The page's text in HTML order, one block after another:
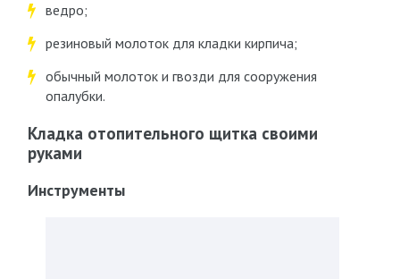
ведро;
резиновый молоток для кладки кирпича;
обычный молоток и гвозди для сооружения
опалубки.
Кладка отопительного щитка своими
руками
Инструменты